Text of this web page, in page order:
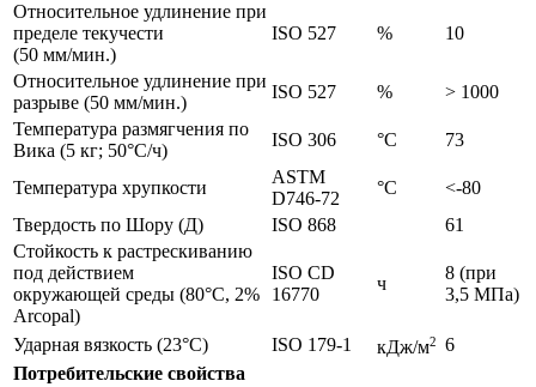
Относительное удлинение при
пределе текучести
(50 мм/мин.)
ISO 527 % 10
Относительное удлинение при
разрыве (50 мм/мин.)
ISO 527 %
> 1000
Температура размягчения по
Вика (5 кг; 50°C/ч)
ISO 306 °C 73
Температура хрупкости
ASTM
D746-72
°C
<-80
Твердость по Шору (Д)
ISO 868
61
Стойкость к растрескиванию
под действием
окружающей среды (80°C, 2%
Arcopal)
ISO CD
16770
ч
8 (при
3,5 МПа)
Ударная вязкость (23°C) ISO 179-1 кДж/м2
6
Потребительские свойства